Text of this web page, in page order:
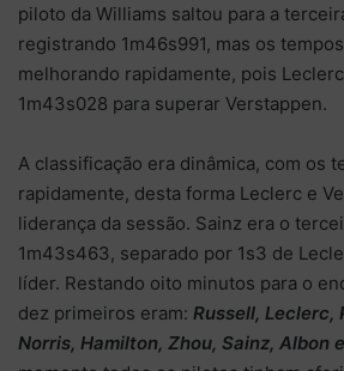
piloto da Williams saltou para a
registrando 1m46s991, mas os
melhorando rapidamente, pois
1m43s028 para superar Verstappen.
A classificação era dinâmica, com os
rapidamente, desta forma Leclerc e
liderança da sessão. Sainz era o
1m43s463, separado por 1s3 de
líder. Restando oito minutos para o
dez primeiros eram: Russell, Leclerc,
Norris, Hamilton, Zhou, Sainz, Albon